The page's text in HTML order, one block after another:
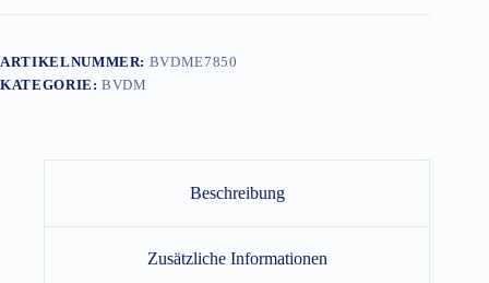
ARTIKELNUMMER: BVDME7850
KATEGORIE:BVDM
Beschreibung
Zusätzliche Informationen